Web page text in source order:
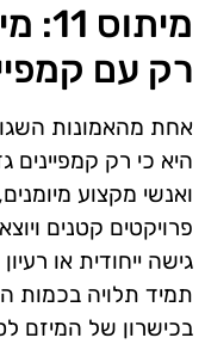
רק עם
אחת מהאמונות
היא כי רק קמפיינים
ואנשי מקצוע
פרויקטים קטנים
גישה ייחודית או
תמיד תלויה בכמות
בכישרון של המיזם